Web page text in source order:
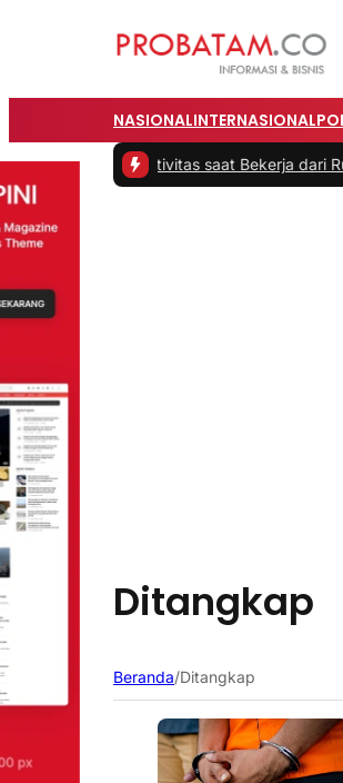
NASIONALINTERNASIONAL
Produktivitas saat Bekerja dari Rumah|#2 -
Ditangkap
Beranda/Ditangkap